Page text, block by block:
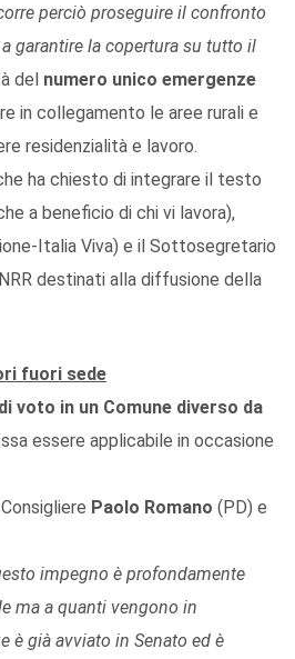
perciò proseguire il confronto
garantire la copertura su tutto il
del numero unico emergenze
in collegamento le aree rurali e
residenzialità e lavoro.
ha chiesto di integrare il testo
a beneficio di chi vi lavora),
Italia Viva) e il Sottosegretario
destinati alla diffusione della
fuori sede
voto in un Comune diverso da
essere applicabile in occasione
Paolo Romano (PD) e
impegno è profondamente
ma a quanti vengono in
è già avviato in Senato ed è